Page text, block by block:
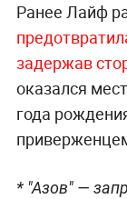
Ранее Лайф
задержав
оказался
года
* "Азов" —